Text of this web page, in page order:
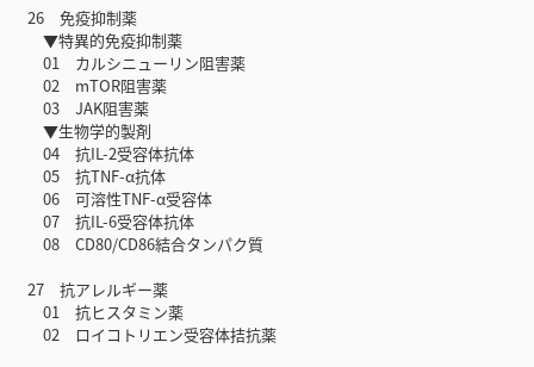
26 免疫抑制薬
▼特異的免疫抑制薬
01 カルシニューリン阻害薬
02 mTOR阻害薬
03 JAK阻害薬
▼生物学的製剤
04 抗IL-2受容体抗体
05 抗TNF-α抗体
06 可溶性TNF-α受容体
07 抗IL-6受容体抗体
08 CD80/CD86結合タンパク質
27 抗アレルギー薬
01 抗ヒスタミン薬
02 ロイコトリエン受容体拮抗薬